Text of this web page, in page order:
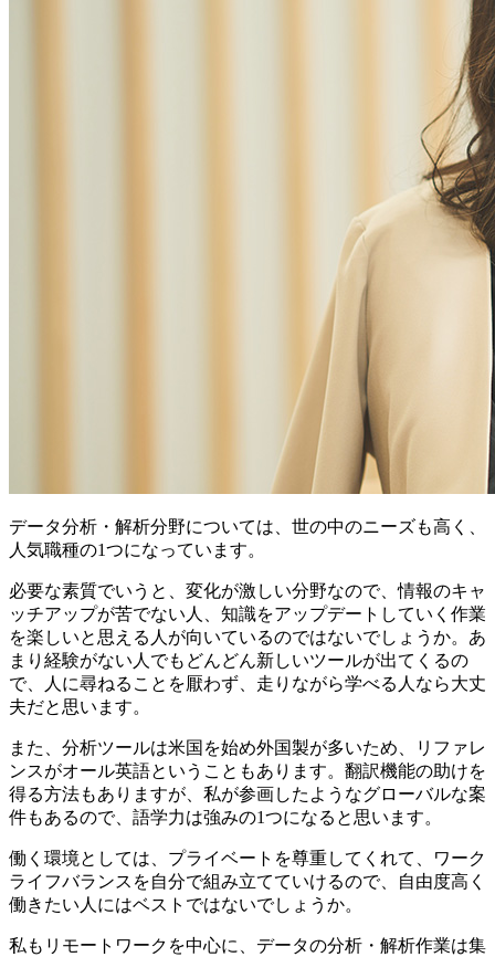
データ分析・解析分野については、世の中のニーズも高く、
人気職種の1つになっています。
必要な素質でいうと、変化が激しい分野なので、情報のキャ
ッチアップが苦でない人、知識をアップデートしていく作業
を楽しいと思える人が向いているのではないでしょうか。あ
まり経験がない人でもどんどん新しいツールが出てくるの
で、人に尋ねることを厭わず、走りながら学べる人なら大丈
夫だと思います。
また、分析ツールは米国を始め外国製が多いため、リファレ
ンスがオール英語ということもあります。翻訳機能の助けを
得る方法もありますが、私が参画したようなグローバルな案
件もあるので、語学力は強みの1つになると思います。
働く環境としては、プライベートを尊重してくれて、ワーク
ライフバランスを自分で組み立てていけるので、自由度高く
働きたい人にはベストではないでしょうか。
私もリモートワークを中心に、データの分析・解析作業は集